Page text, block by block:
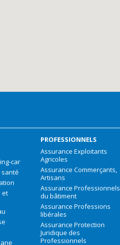
car
santé
et
PROFESSIONNELS
Assurance Exploitants
Agricoles
Assurance Commerçants,
Artisans
Assurance Professionnels
du bâtiment
Assurance Professions
libérales
Assurance Protection
Juridique des
Professionnels